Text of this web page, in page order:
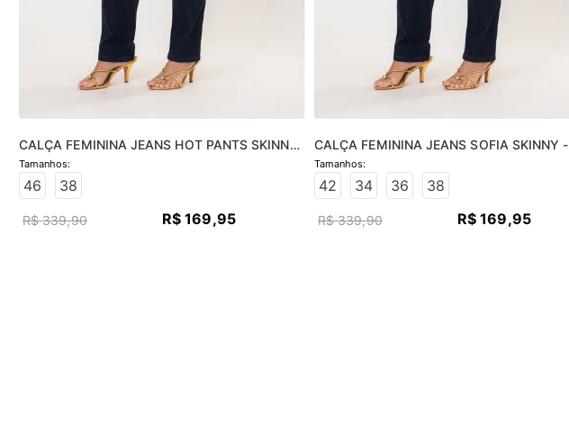
CALÇA FEMININA JEANS HOT PANTS SKINNY
- JEANS ESCURO
46 38
R$ 339,90 R$ 169,95
CALÇA FEMININA JEANS SOFIA SKINNY -
JEANS ESCURO
42 34 36 38
R$ 339,90 R$ 169,95